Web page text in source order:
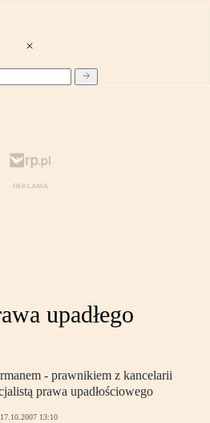
upadłego
- prawnikiem z kancelarii
prawa upadłościowego
17.10.2007 13:10